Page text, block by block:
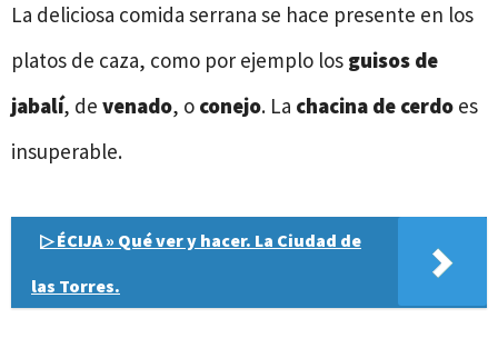
La deliciosa comida serrana se hace presente en los
platos de caza, como por ejemplo los guisos de
jabalí, de venado, o conejo. La chacina de cerdo es
insuperable.
▷ ÉCIJA » Qué ver y hacer. La Ciudad de
las Torres.